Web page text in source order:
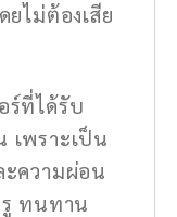
ไม่ต้องเสีย
ร์ที่ได้รับ
เพราะเป็น
ะความผ่อน
รู ทนทาน